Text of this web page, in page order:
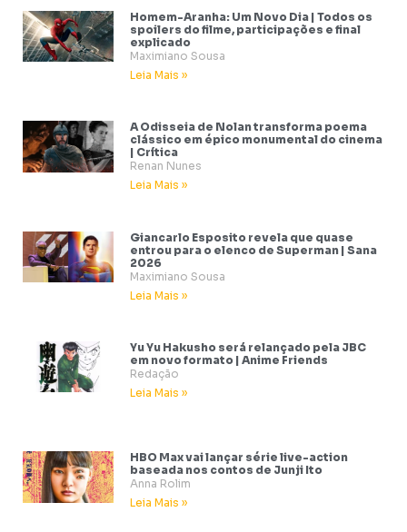
Homem-Aranha: Um Novo Dia | Todos os
spoilers do filme, participações e final
explicado
Maximiano Sousa
Leia Mais »
A Odisseia de Nolan transforma poema
clássico em épico monumental do cinema
| Crítica
Renan Nunes
Leia Mais »
Giancarlo Esposito revela que quase
entrou para o elenco de Superman | Sana
2026
Maximiano Sousa
Leia Mais »
Yu Yu Hakusho será relançado pela JBC
em novo formato | Anime Friends
Redação
Leia Mais »
HBO Max vai lançar série live-action
baseada nos contos de Junji Ito
Anna Rolim
Leia Mais »